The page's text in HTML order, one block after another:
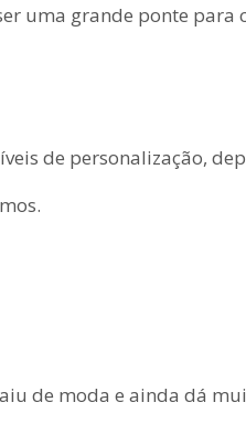
uma grande ponte para
de personalização,
de moda e ainda dá